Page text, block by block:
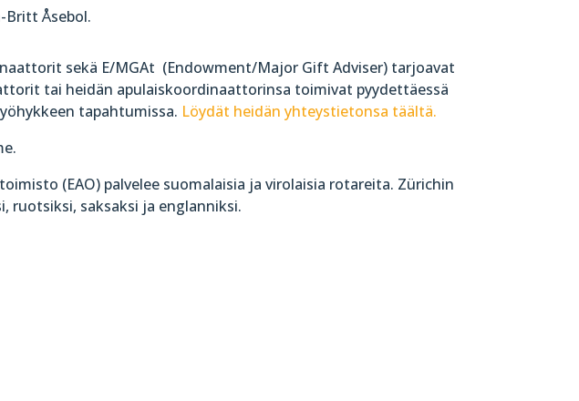
Britt Åsebol.
sekä E/MGAt (Endowment/Major Gift Adviser) tarjoavat
tai heidän apulaiskoordinaattorinsa toimivat pyydettäessä
tapahtumissa. Löydät heidän yhteystietonsa täältä.
(EAO) palvelee suomalaisia ja virolaisia rotareita. Zürichin
ruotsiksi, saksaksi ja englanniksi.